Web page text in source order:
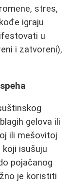
stres,
igraju
u
i zatvoreni),
gelova ili
ili mešovitoj
koji isušuju
pojačanog
je koristiti